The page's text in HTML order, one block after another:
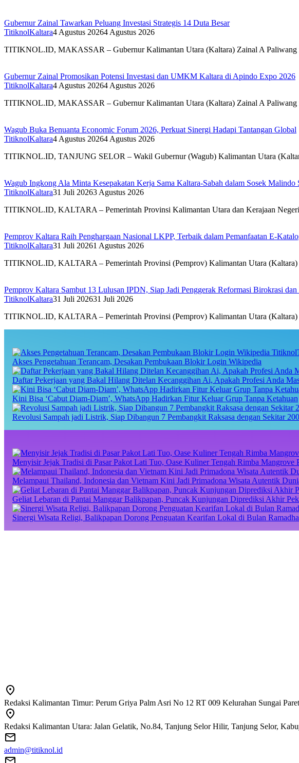
Gubernur Zainal Tawarkan Peluang Investasi Strategis 14 Duta Besar
TitiknolKaltara4 Agustus 20264 Agustus 2026
TITIKNOL.ID, MAKASSAR – Gubernur Kalimantan Utara (Kaltara) Zainal A Paliwang
Gubernur Zainal Promosikan Potensi Investasi dan UMKM Kaltara di Apindo Expo 2026
TitiknolKaltara4 Agustus 20264 Agustus 2026
TITIKNOL.ID, MAKASSAR – Gubernur Kalimantan Utara (Kaltara) Zainal A Paliwang
Wagub Buka Benuanta Economic Forum 2026, Perkuat Sinergi Hadapi Tantangan Global
TitiknolKaltara4 Agustus 20264 Agustus 2026
TITIKNOL.ID, TANJUNG SELOR – Wakil Gubernur (Wagub) Kalimantan Utara
Wagub Ingkong Ala Minta Kesepakatan Kerja Sama Kaltara-Sabah dalam Sosek Malindo
TitiknolKaltara31 Juli 20263 Agustus 2026
TITIKNOL.ID, KALTARA – Pemerintah Provinsi Kalimantan Utara dan Kerajaan
Pemprov Kaltara Raih Penghargaan Nasional LKPP, Terbaik dalam Pemanfaatan E-
TitiknolKaltara31 Juli 20261 Agustus 2026
TITIKNOL.ID, KALTARA – Pemerintah Provinsi (Pemprov) Kalimantan Utara (Kaltara)
Pemprov Kaltara Sambut 13 Lulusan IPDN, Siap Jadi Penggerak Reformasi Birokrasi
TitiknolKaltara31 Juli 202631 Juli 2026
TITIKNOL.ID, KALTARA – Pemerintah Provinsi (Pemprov) Kalimantan Utara (Kaltara)
Akses Pengetahuan Terancam, Desakan Pembukaan Blokir Login Wikipedia
Daftar Pekerjaan yang Bakal Hilang Ditelan Kecanggihan Ai, Apakah Profesi Anda
Kini Bisa ‘Cabut Diam-Diam’, WhatsApp Hadirkan Fitur Keluar Grup Tanpa Ketahuan
Revolusi Sampah jadi Listrik, Siap Dibangun 7 Pembangkit Raksasa dengan Sekitar
Menyisir Jejak Tradisi di Pasar Pakot Lati Tuo, Oase Kuliner Tengah Rimba Mangrove
Melampaui Thailand, Indonesia dan Vietnam Kini Jadi Primadona Wisata Autentik
Geliat Lebaran di Pantai Manggar Balikpapan, Puncak Kunjungan Diprediksi Akhir
Sinergi Wisata Religi, Balikpapan Dorong Penguatan Kearifan Lokal di Bulan
Redaksi Kalimantan Timur: Perum Griya Palm Asri No 12 RT 009 Kelurahan Sungai
Redaksi Kalimantan Utara: Jalan Gelatik, No.84, Tanjung Selor Hilir, Tanjung Selor,
admin@titiknol.id